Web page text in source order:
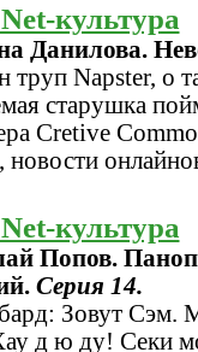
культура
Данилова.
труп Napster, о
старушка
Cretive
новости
культура
Попов.
Серия 14.
Зовут
д ю ду! Секи